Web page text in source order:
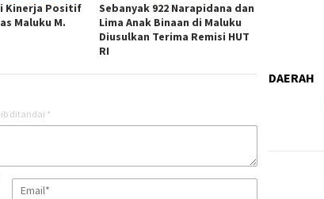
Kinerja Positif
Maluku M.
Sebanyak 922 Narapidana dan
Lima Anak Binaan di Maluku
Diusulkan Terima Remisi HUT
RI
ditandai *
DAERAH